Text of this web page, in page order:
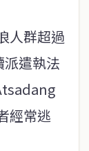
人群超過
遣執法
經常逃